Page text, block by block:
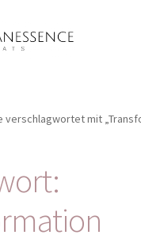
Allgäu
verschlagwortet mit